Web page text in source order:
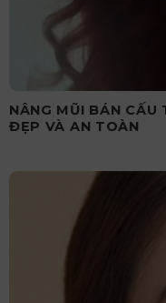
NÂNG MŨI BÁN CẤU
ĐẸP VÀ AN TOÀN